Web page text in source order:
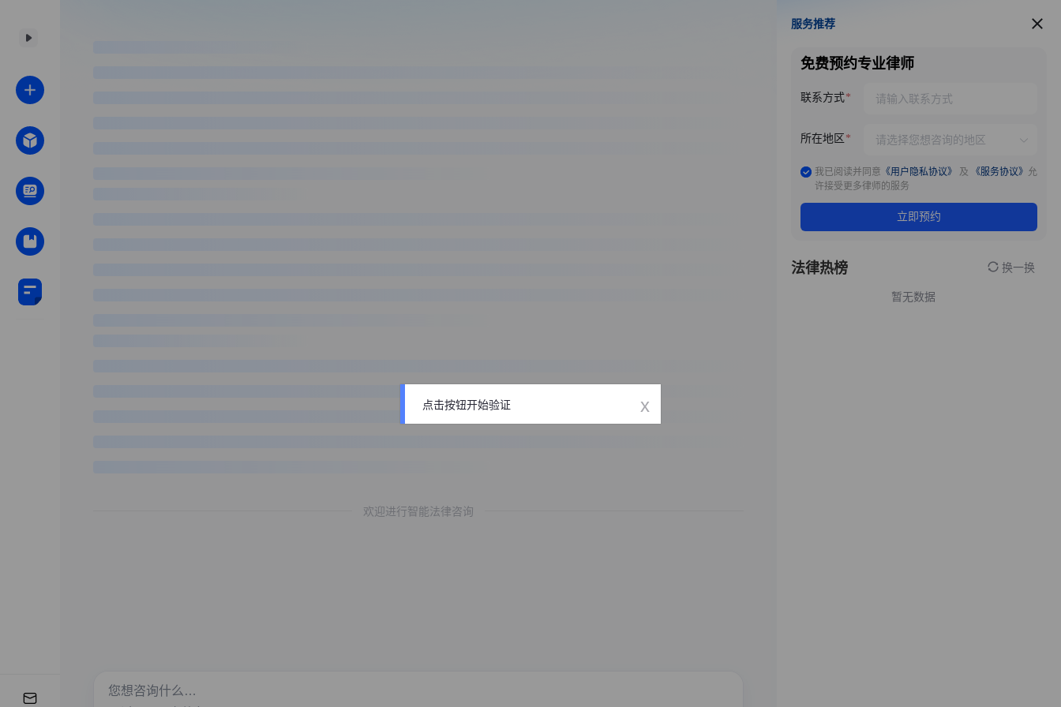
欢迎进行智能法律咨询
服务推荐
服务推荐
免费预约专业律师
联系方式
所在地区
我已阅读并同意 《用户隐私协议》 及 《服务协议》 允
许接受更多律师的服务
立即预约
法律热榜 换一换
暂无数据
点击按钮开始验证 x